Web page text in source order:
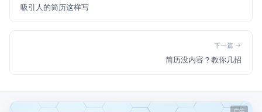
吸引人的简历这样写
下一篇
简历没内容？教你几招